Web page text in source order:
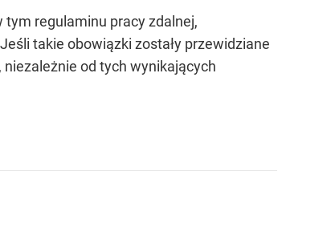
regulaminu pracy zdalnej,
takie obowiązki zostały przewidziane
od tych wynikających